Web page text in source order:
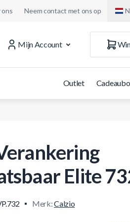
ons Neem contact met ons op
Mijn Account
Outlet
Elite
Merk:Calzio